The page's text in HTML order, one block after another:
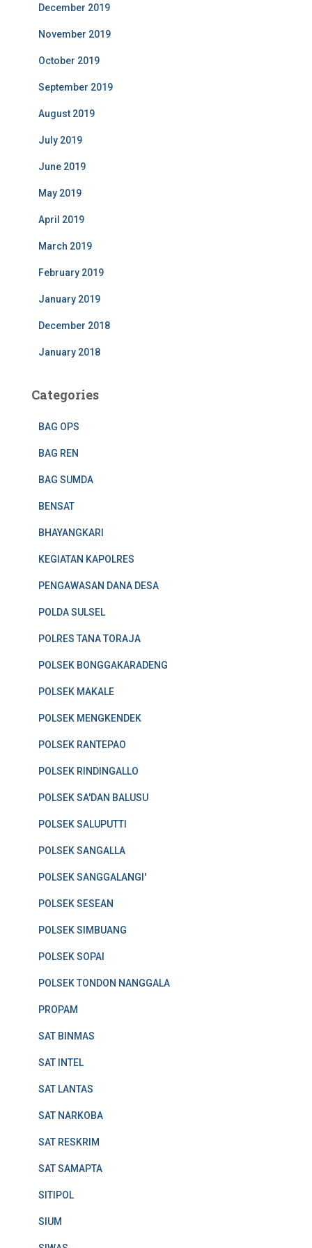
December 2019
November 2019
October 2019
September 2019
August 2019
July 2019
June 2019
May 2019
April 2019
March 2019
February 2019
January 2019
December 2018
January 2018
Categories
BAG OPS
BAG REN
BAG SUMDA
BENSAT
BHAYANGKARI
KEGIATAN KAPOLRES
PENGAWASAN DANA DESA
POLDA SULSEL
POLRES TANA TORAJA
POLSEK BONGGAKARADENG
POLSEK MAKALE
POLSEK MENGKENDEK
POLSEK RANTEPAO
POLSEK RINDINGALLO
POLSEK SA'DAN BALUSU
POLSEK SALUPUTTI
POLSEK SANGALLA
POLSEK SANGGALANGI'
POLSEK SESEAN
POLSEK SIMBUANG
POLSEK SOPAI
POLSEK TONDON NANGGALA
PROPAM
SAT BINMAS
SAT INTEL
SAT LANTAS
SAT NARKOBA
SAT RESKRIM
SAT SAMAPTA
SITIPOL
SIUM